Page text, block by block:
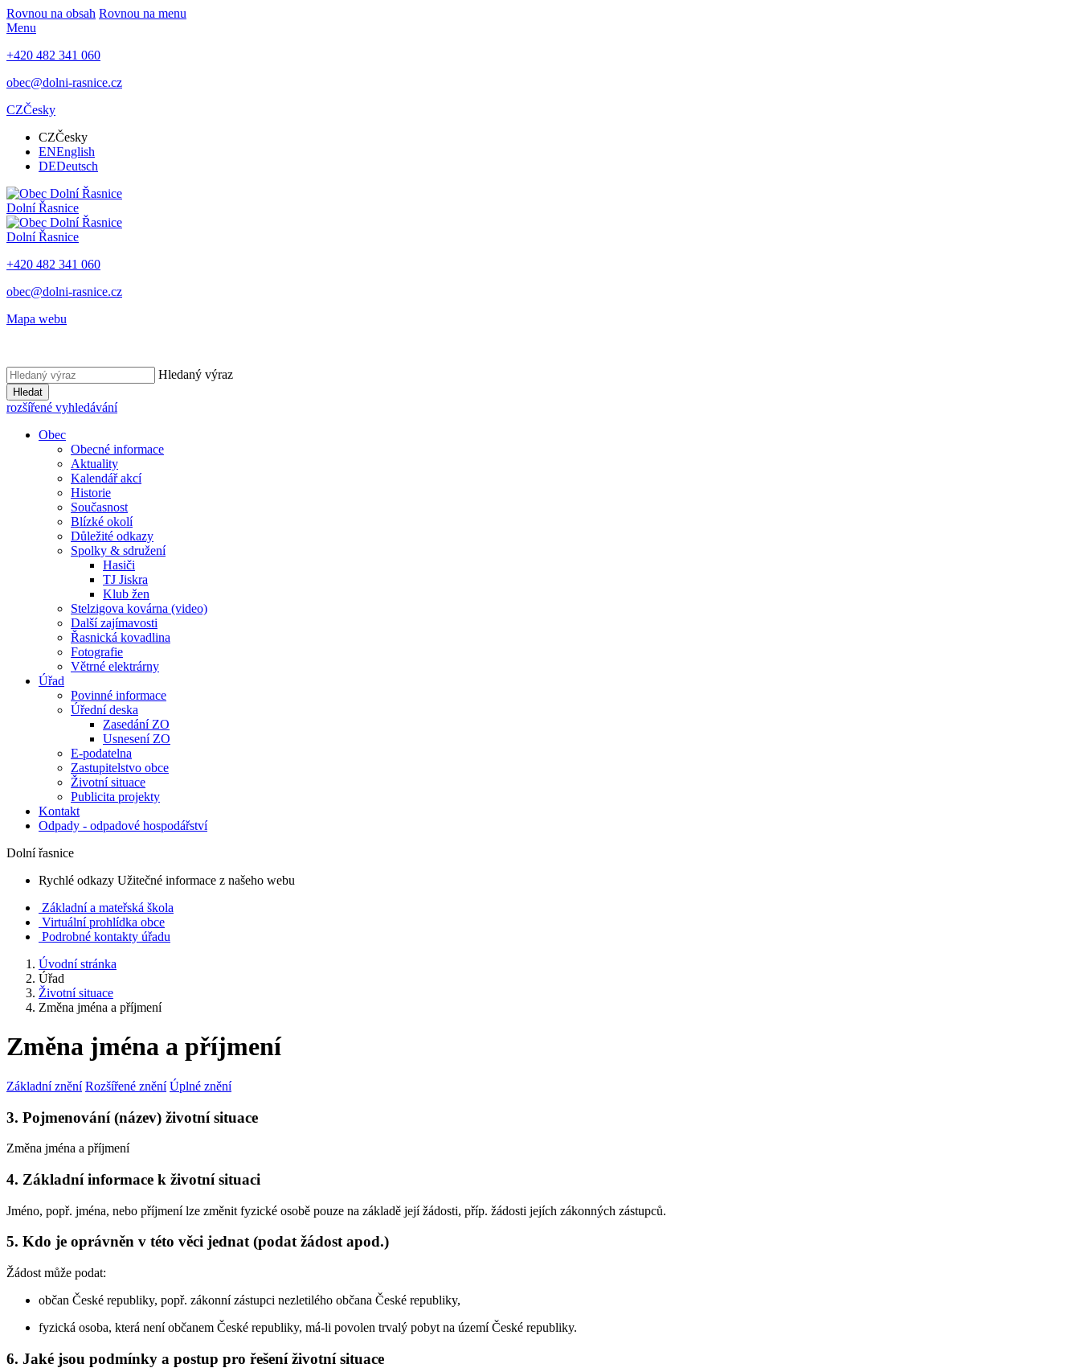
Rovnou na obsah Rovnou na menu
Menu
+420 482 341 060
obec@dolni-rasnice.cz
CZČesky
CZČesky
ENEnglish
DEDeutsch
Dolní Řasnice
Dolní Řasnice
+420 482 341 060
obec@dolni-rasnice.cz
Mapa webu
Hledaný výraz
Hledat
rozšířené vyhledávání
Obec
Obecné informace
Aktuality
Kalendář akcí
Historie
Současnost
Blízké okolí
Důležité odkazy
Spolky & sdružení
Hasiči
TJ Jiskra
Klub žen
Stelzigova kovárna (video)
Další zajímavosti
Řasnická kovadlina
Fotografie
Větrné elektrárny
Úřad
Povinné informace
Úřední deska
Zasedání ZO
Usnesení ZO
E-podatelna
Zastupitelstvo obce
Životní situace
Publicita projekty
Kontakt
Odpady - odpadové hospodářství
Dolní řasnice
Rychlé odkazy Užitečné informace z našeho webu
Základní a mateřská škola
Virtuální prohlídka obce
Podrobné kontakty úřadu
Úvodní stránka
Úřad
Životní situace
Změna jména a příjmení
Změna jména a příjmení
Základní znění Rozšířené znění Úplné znění
3. Pojmenování (název) životní situace
Změna jména a příjmení
4. Základní informace k životní situaci
Jméno, popř. jména, nebo příjmení lze změnit fyzické osobě pouze na základě její žádosti, příp. žádosti jejích zákonných zástupců.
5. Kdo je oprávněn v této věci jednat (podat žádost apod.)
Žádost může podat:
občan České republiky, popř. zákonní zástupci nezletilého občana České republiky,
fyzická osoba, která není občanem České republiky, má-li povolen trvalý pobyt na území České republiky.
6. Jaké jsou podmínky a postup pro řešení životní situace